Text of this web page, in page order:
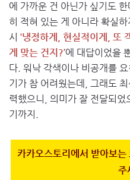
에 가까운 건 아닌가 싶기도
히 적혀 있는 게 아니라 확실
시 ‘냉정하게, 현실적이게, 또
게 맞는 건지?’에 대답이었을
다. 워낙 각색이나 비공개를
기가 참 어려웠는데, 그래도
력했으니, 의미가 잘 전달되었
기까지.
카카오스토리에서 받아보
주